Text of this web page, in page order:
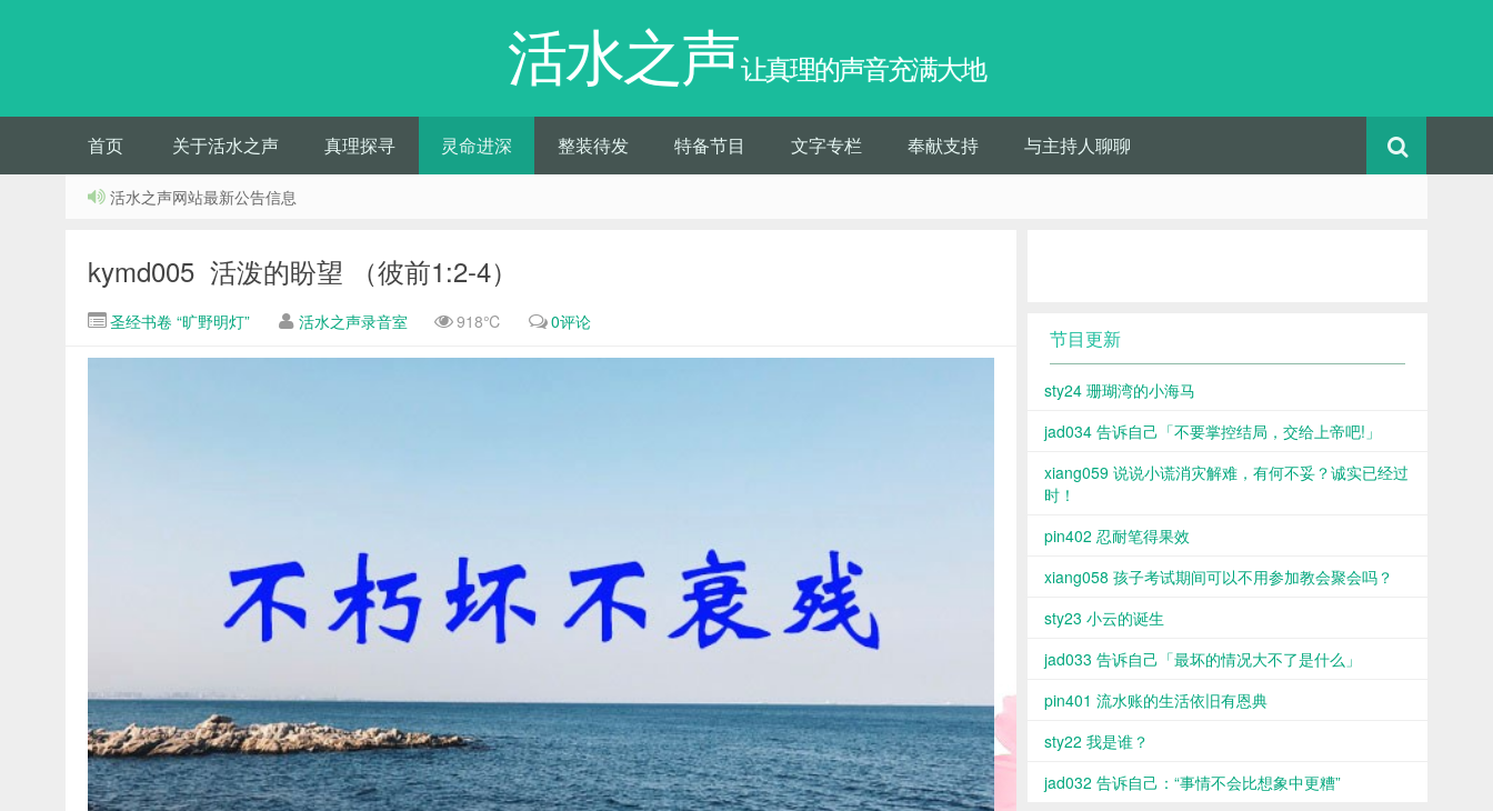
活水之声让真理的声音充满大地
首页 关于活水之声 真理探寻 灵命进深 整装待发 特备节目 文字专栏 奉献支持 与主持人聊聊
活水之声网站最新公告信息
kymd005 活泼的盼望 （彼前1:2-4）
圣经书卷 “旷野明灯” 活水之声录音室 918℃ 0评论
节目更新
sty24 珊瑚湾的小海马
jad034 告诉自己「不要掌控结局，交给上帝吧!」
xiang059 说说小谎消灾解难，有何不妥？诚实已经过
时！
pin402 忍耐笔得果效
xiang058 孩子考试期间可以不用参加教会聚会吗？
sty23 小云的诞生
jad033 告诉自己「最坏的情况大不了是什么」
pin401 流水账的生活依旧有恩典
sty22 我是谁？
jad032 告诉自己：“事情不会比想象中更糟”